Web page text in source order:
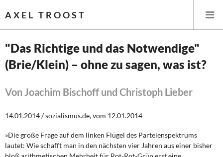
AXEL TROOST
Startseite
Themen
Leitlinien linker Wirtschafts- und Finanzpolitik
Wirtschaftspolitik
"Das Richtige und das Notwendige"
(Brie/Klein) – ohne zu sagen, was ist?
Von Joachim Bischoff und Christoph Lieber
14.01.2014 / sozialismus.de, vom 12.01.2014
»Die große Frage auf dem linken Flügel des Parteienspektrums
lautet: Wie schafft man in den nächsten vier Jahren aus einer bisher